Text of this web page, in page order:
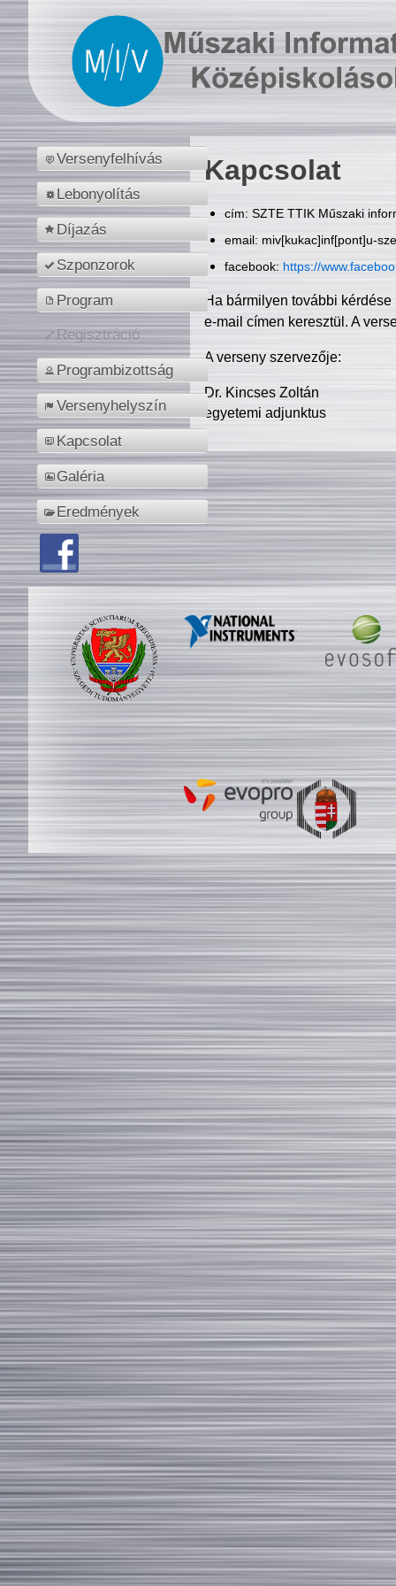
Versenyfelhívás
Lebonyolítás
Díjazás
Szponzorok
Program
Regisztráció
Programbizottság
Versenyhelyszín
Kapcsolat
Galéria
Eredmények
Kapcsolat
cím: SZTE TTIK Műszaki
email: miv[kukac]inf[pont]u-
facebook: https://
Ha bármilyen további
e-mail címen keresztül. A
A verseny szervezője:
Dr. Kincses Zoltán
egyetemi adjunktus